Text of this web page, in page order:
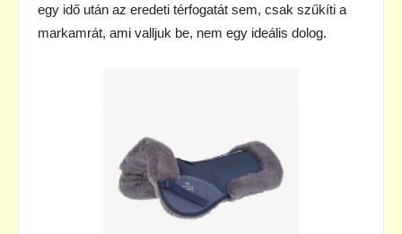
egy idő után az eredeti térfogatát sem, csak szűkíti a
markamrát, ami valljuk be, nem egy ideális dolog.